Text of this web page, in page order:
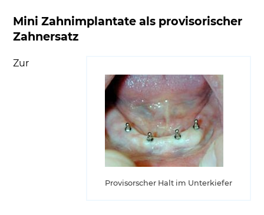
Mini Zahnimplantate als provisorischer
Zahnersatz
Provisorscher Halt im Unterkiefer
Zur